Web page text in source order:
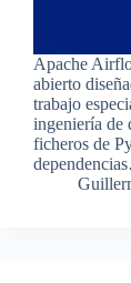
Apache
abierto
trabajo
ingeniería de
ficheros de